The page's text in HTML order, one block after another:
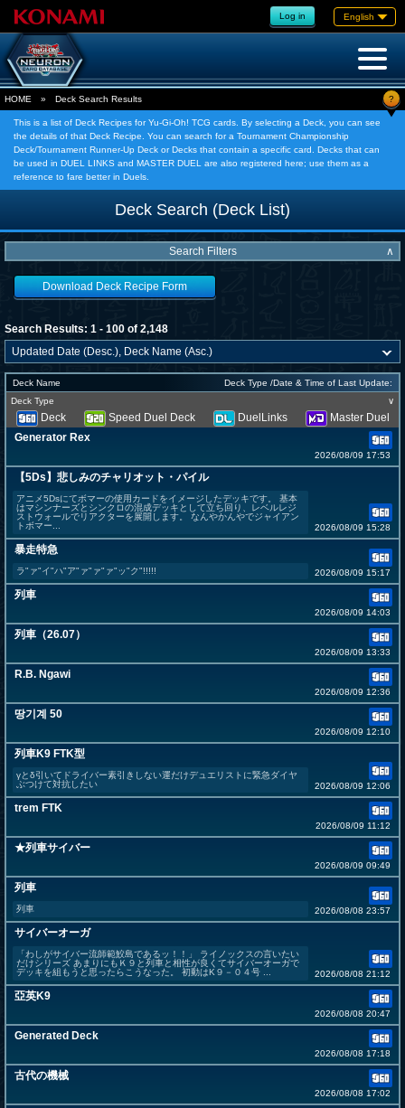
Log in English
HOME » Deck Search Results ?
This is a list of Deck Recipes for Yu-Gi-Oh! TCG cards. By selecting a Deck, you can see
the details of that Deck Recipe. You can search for a Tournament Championship
Deck/Tournament Runner-Up Deck or Decks that contain a specific card. Decks that can
be used in DUEL LINKS and MASTER DUEL are also registered here; use them as a
reference to fare better in Duels.
Deck Search (Deck List)
Search Filters ∧
Download Deck Recipe Form
Search Results: 1 - 100 of 2,148
Deck Name
Deck Type /Date & Time of Last Update:
Deck Type
∨
Deck Speed Duel Deck DuelLinks
Master Duel
Generator Rex
2026/08/09 17:53
【5Ds】悲しみのチャリオット・パイル
アニメ5Dsにてボマーの使用カードをイメージしたデッキです。 基本
はマシンナーズとシンクロの混成デッキとして立ち回り、レベルレジ
ストウォールでリアクターを展開します。 なんやかんやでジャイアン
トボマー...
2026/08/09 15:28
暴走特急
ラ"ァ"イ"ハ"ア"ァ"ァ"ァ"ッ"ク"!!!!! 2026/08/09 15:17
列車
2026/08/09 14:03
列車（26.07）
2026/08/09 13:33
R.B. Ngawi
2026/08/09 12:36
땅기계 50
2026/08/09 12:10
列車K9 FTK型
γとδ引いてドライバー素引きしない運だけデュエリストに緊急ダイヤ
ぶつけて対抗したい
2026/08/09 12:06
trem FTK
2026/08/09 11:12
★列車サイバー
2026/08/09 09:49
列車
列車 2026/08/08 23:57
サイバーオーガ
「わしがサイバー流師範鮫島であるッ！！」 ライノックスの言いたい
だけシリーズ あまりにもＫ９と列車と相性が良くてサイバーオーガで
デッキを組もうと思ったらこうなった。 初動はK９－０４号 ...
2026/08/08 21:12
亞英K9
2026/08/08 20:47
Generated Deck
2026/08/08 17:18
古代の機械
2026/08/08 17:02